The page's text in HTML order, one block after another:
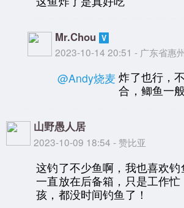
Mr.Chou
2023-10-14 20:51 - 广东省惠
@Andy烧麦 炸了也行，
合，鲫鱼一
山野愚人居
2023-10-09 18:54 - 赞比亚
这钓了不少鱼啊，我也喜欢
一直放在后备箱，只是工作
孩，都没时间钓鱼了！